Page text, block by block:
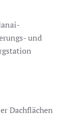
und
Dachflächen